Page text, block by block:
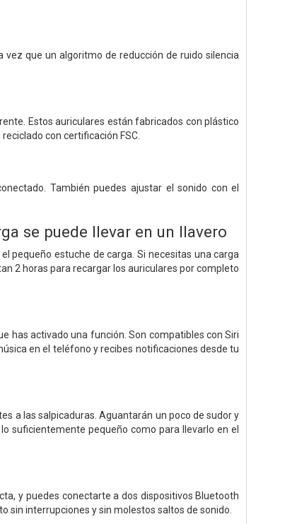
que un algoritmo de reducción de ruido silencia
Estos auriculares están fabricados con plástico
con certificación FSC.
También puedes ajustar el sonido con el
se puede llevar en un llavero
pequeño estuche de carga. Si necesitas una carga
2 horas para recargar los auriculares por completo
has activado una función. Son compatibles con Siri
en el teléfono y recibes notificaciones desde tu
a las salpicaduras. Aguantarán un poco de sudor y
suficientemente pequeño como para llevarlo en el
y puedes conectarte a dos dispositivos Bluetooth
sin interrupciones y sin molestos saltos de sonido.